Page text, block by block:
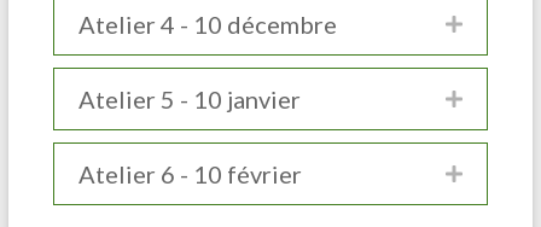
Atelier 4 - 10 décembre
Atelier 5 - 10 janvier
Atelier 6 - 10 février